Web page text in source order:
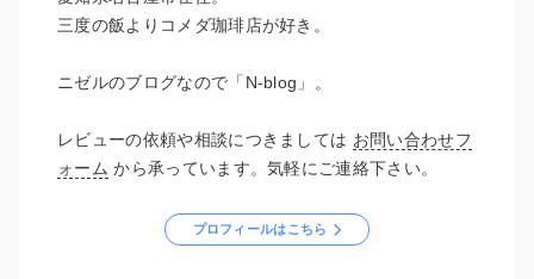
三度の飯よりコメダ珈琲店が好き。
ニゼルのブログなので「N-blog」。
レビューの依頼や相談につきましては お問い合わせフ
ォーム から承っています。気軽にご連絡下さい。
プロフィールはこちら